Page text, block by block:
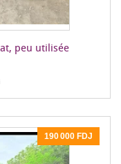
peu utilisée
190 000 FDJ